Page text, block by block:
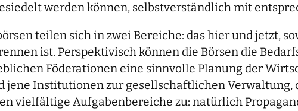
werden können, selbstverständlich mit
teilen sich in zwei Bereiche: das hier und jetzt,
ist. Perspektivisch können die Börsen die
Föderationen eine sinnvolle Planung der
jene Institutionen zur gesellschaftlichen
vielfältige Aufgabenbereiche zu: natürlich